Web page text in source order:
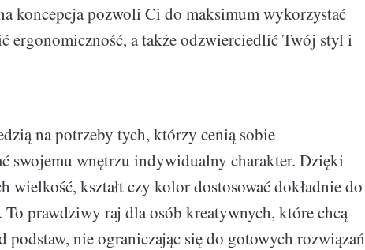
koncepcja pozwoli Ci do maksimum wykorzystać
ergonomiczność, a także odzwierciedlić Twój styl i
na potrzeby tych, którzy cenią sobie
swojemu wnętrzu indywidualny charakter. Dzięki
wielkość, kształt czy kolor dostosować dokładnie do
prawdziwy raj dla osób kreatywnych, które chcą
podstaw, nie ograniczając się do gotowych rozwiązań